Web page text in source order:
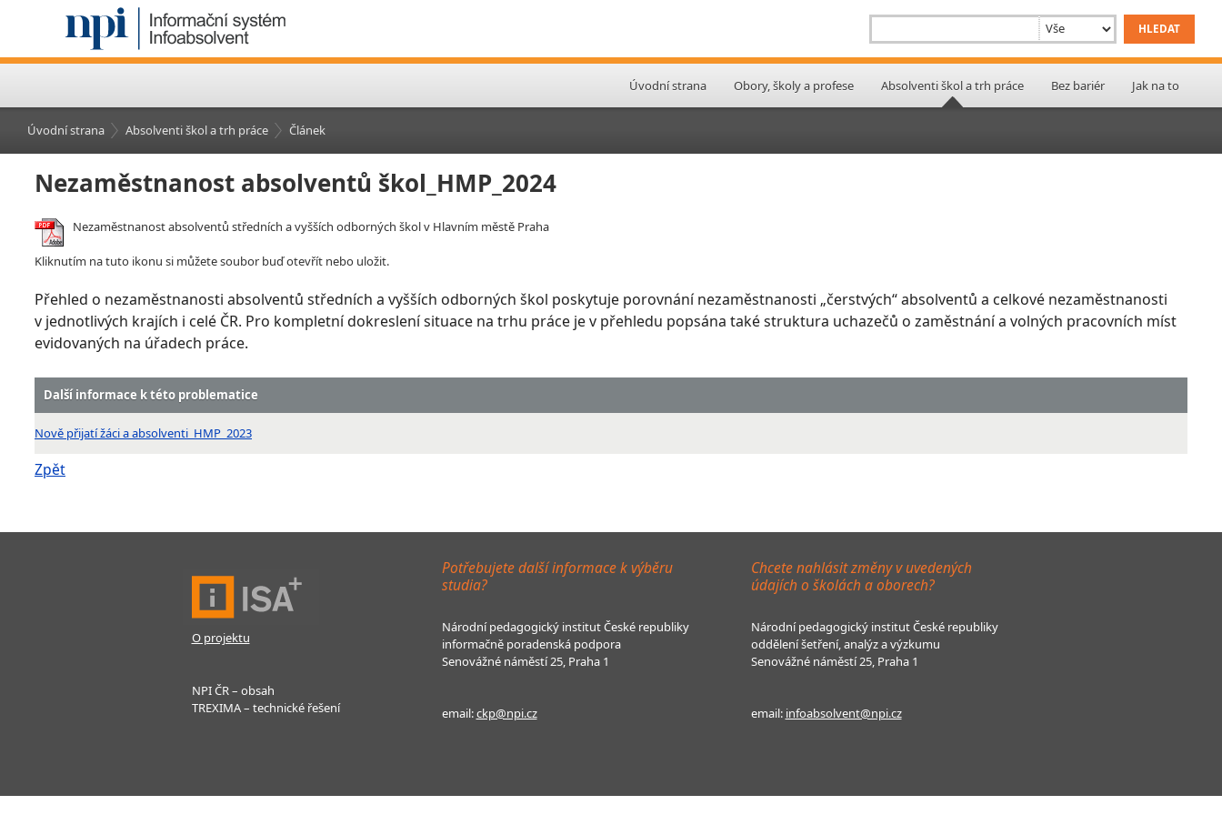
Úvodní strana Obory, školy a profese Absolventi škol a trh práce Bez bariér Jak na to
Úvodní strana Absolventi škol a trh práce Článek
Nezaměstnanost absolventů škol_HMP_2024
Nezaměstnanost absolventů středních a vyšších odborných škol v Hlavním městě Praha
Kliknutím na tuto ikonu si můžete soubor buď otevřít nebo uložit.
Přehled o nezaměstnanosti absolventů středních a vyšších odborných škol poskytuje porovnání nezaměstnanosti „čerstvých“ absolventů a celkové nezaměstnanosti
v jednotlivých krajích i celé ČR. Pro kompletní dokreslení situace na trhu práce je v přehledu popsána také struktura uchazečů o zaměstnání a volných pracovních míst
evidovaných na úřadech práce.
Další informace k této problematice
Nově přijatí žáci a absolventi_HMP_2023
Zpět
O projektu
NPI ČR – obsah
TREXIMA – technické řešení
Potřebujete další informace k výběru
studia?
Národní pedagogický institut České republiky
informačně poradenská podpora
Senovážné náměstí 25, Praha 1
email:ckp@npi.cz
Chcete nahlásit změny v uvedených
údajích o školách a oborech?
Národní pedagogický institut České republiky
oddělení šetření, analýz a výzkumu
Senovážné náměstí 25, Praha 1
email: infoabsolvent@npi.cz